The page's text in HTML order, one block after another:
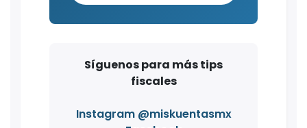
Síguenos para más tips
fiscales
Instagram @miskuentasmx